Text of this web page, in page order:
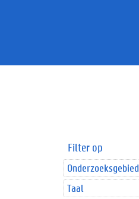
Filter op
Onderzoeksgebied
Taal